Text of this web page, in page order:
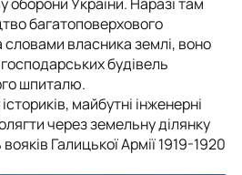
багатоповерхового
власника землі, воно
будівель
шпиталю.
майбутні інженерні
через земельну ділянку
Галицької Армії 1919-1920